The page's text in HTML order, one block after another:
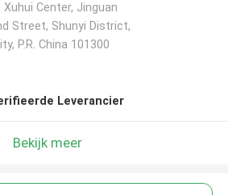
Xuhui Center, Jinguan
Street, Shunyi District,
P.R. China 101300
Leverancier
Bekijk meer